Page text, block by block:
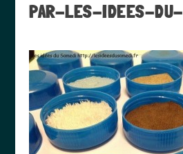
PAR-LES-IDEES-DU-